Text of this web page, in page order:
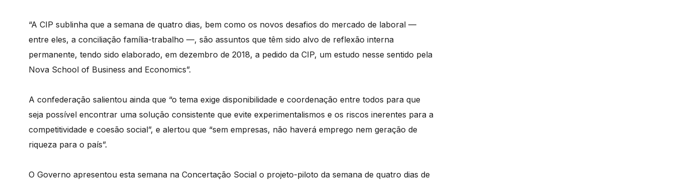
“A CIP sublinha que a semana de quatro dias, bem como os novos desafios do mercado de laboral —
entre eles, a conciliação família-trabalho —, são assuntos que têm sido alvo de reflexão interna
permanente, tendo sido elaborado, em dezembro de 2018, a pedido da CIP, um estudo nesse sentido pela
Nova School of Business and Economics”.
A confederação salientou ainda que “o tema exige disponibilidade e coordenação entre todos para que
seja possível encontrar uma solução consistente que evite experimentalismos e os riscos inerentes para a
competitividade e coesão social”, e alertou que “sem empresas, não haverá emprego nem geração de
riqueza para o país”.
O Governo apresentou esta semana na Concertação Social o projeto-piloto da semana de quatro dias de